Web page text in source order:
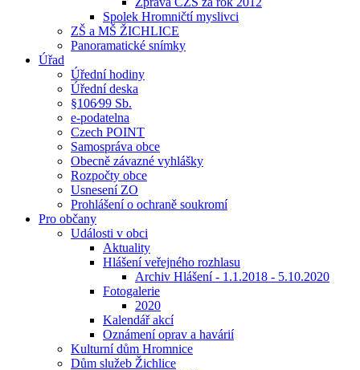
Spolek Hromničtí myslivci
ZŠ a MŠ ŽICHLICE
Panoramatické snímky
Úřad
Úřední hodiny
Úřední deska
§106⁄99 Sb.
e-podatelna
Czech POINT
Samospráva obce
Obecně závazné vyhlášky
Rozpočty obce
Usnesení ZO
Prohlášení o ochraně soukromí
Pro občany
Události v obci
Aktuality
Hlášení veřejného rozhlasu
Archiv Hlášení - 1.1.2018 - 5.10.2020
Fotogalerie
2020
Kalendář akcí
Oznámení oprav a havárií
Kulturní dům Hromnice
Dům služeb Žichlice